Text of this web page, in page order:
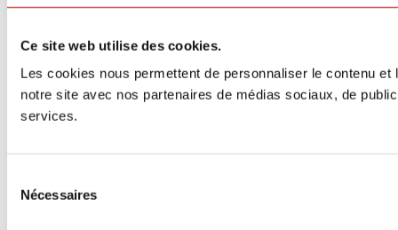
Ce site web utilise des cookies.
Les cookies nous permettent de personnaliser le contenu
notre site avec nos partenaires de médias sociaux, de
services.
Nécessaires